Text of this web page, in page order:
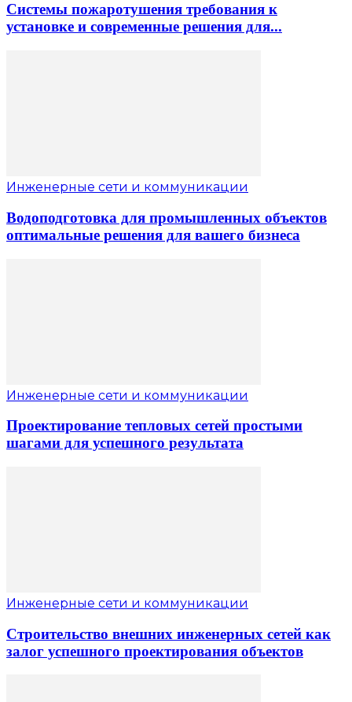
Системы пожаротушения требования к
установке и современные решения для...
Инженерные сети и коммуникации
Водоподготовка для промышленных объектов
оптимальные решения для вашего бизнеса
Инженерные сети и коммуникации
Проектирование тепловых сетей простыми
шагами для успешного результата
Инженерные сети и коммуникации
Строительство внешних инженерных сетей как
залог успешного проектирования объектов